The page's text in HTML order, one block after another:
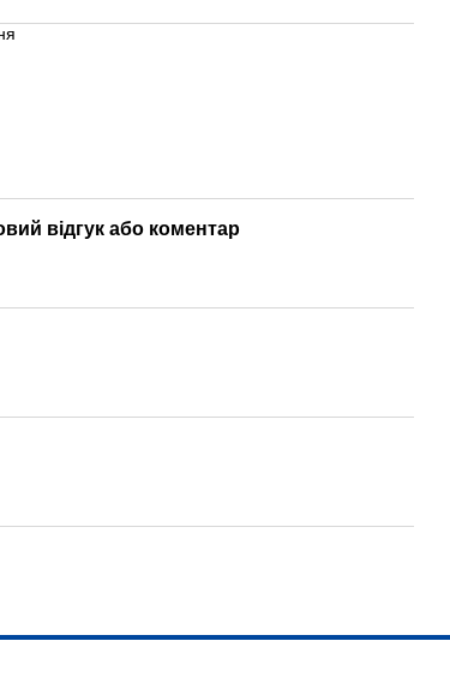
відгук або коментар